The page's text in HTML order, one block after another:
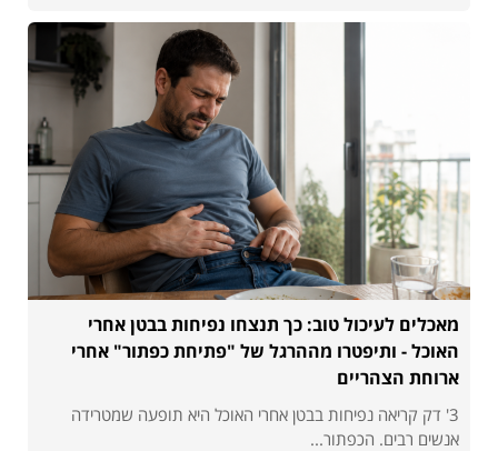
מאכלים לעיכול טוב: כך תנצחו נפיחות בבטן אחרי
האוכל - ותיפטרו מההרגל של "פתיחת כפתור" אחרי
ארוחת הצהריים
3' דק קריאה נפיחות בבטן אחרי האוכל היא תופעה שמטרידה
אנשים רבים. הכפתור...